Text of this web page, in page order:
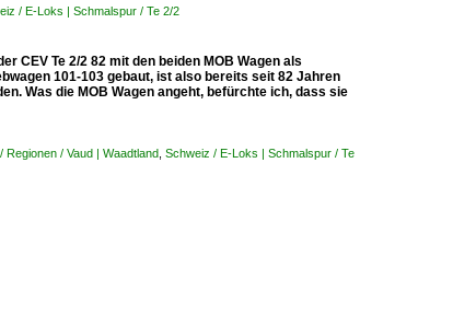
/ E-Loks | Schmalspur / Te 2/2
CEV Te 2/2 82 mit den beiden MOB Wagen als
101-103 gebaut, ist also bereits seit 82 Jahren
Was die MOB Wagen angeht, befürchte ich, dass sie
Regionen / Vaud | Waadtland Schweiz / E-Loks | Schmalspur / Te